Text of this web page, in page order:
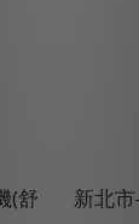
(舒
新北